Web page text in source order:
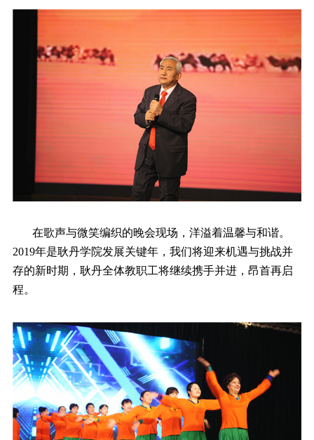
在歌声与微笑编织的晚会现场，洋溢着温馨与和谐。
2019年是耿丹学院发展关键年，我们将迎来机遇与挑战并
存的新时期，耿丹全体教职工将继续携手并进，昂首再启
程。